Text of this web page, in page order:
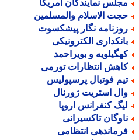
نمایندگان آمریکا
الاسلام والمسلمین
نگار پیشکسوت
الکترونیکی
و بویراحمد
انتظارات تورمی
فوتبال پرسپولیس
استریت ژورنال
کنفرانس اروپا
تاکسیرانی
انتظامی